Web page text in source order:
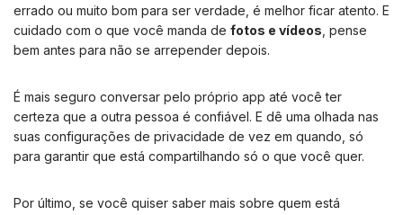
errado ou muito bom para ser verdade, é melhor ficar atento. E
cuidado com o que você manda de fotos e vídeos , pense
bem antes para não se arrepender depois.
É mais seguro conversar pelo próprio app até você ter
certeza que a outra pessoa é confiável. E dê uma olhada nas
suas configurações de privacidade de vez em quando, só
para garantir que está compartilhando só o que você quer.
Por último, se você quiser saber mais sobre quem está